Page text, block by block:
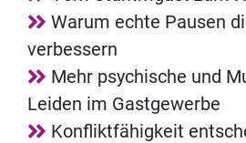
Warum echte Pausen
verbessern
Mehr psychische und
Leiden im Gastgewerbe
Konfliktfähigkeit